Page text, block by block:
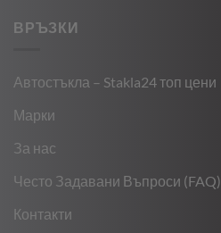
ВРЪЗКИ
Автостъкла – Stakla24 топ цени
Марки
За нас
Често Задавани Въпроси (FAQ)
Контакти